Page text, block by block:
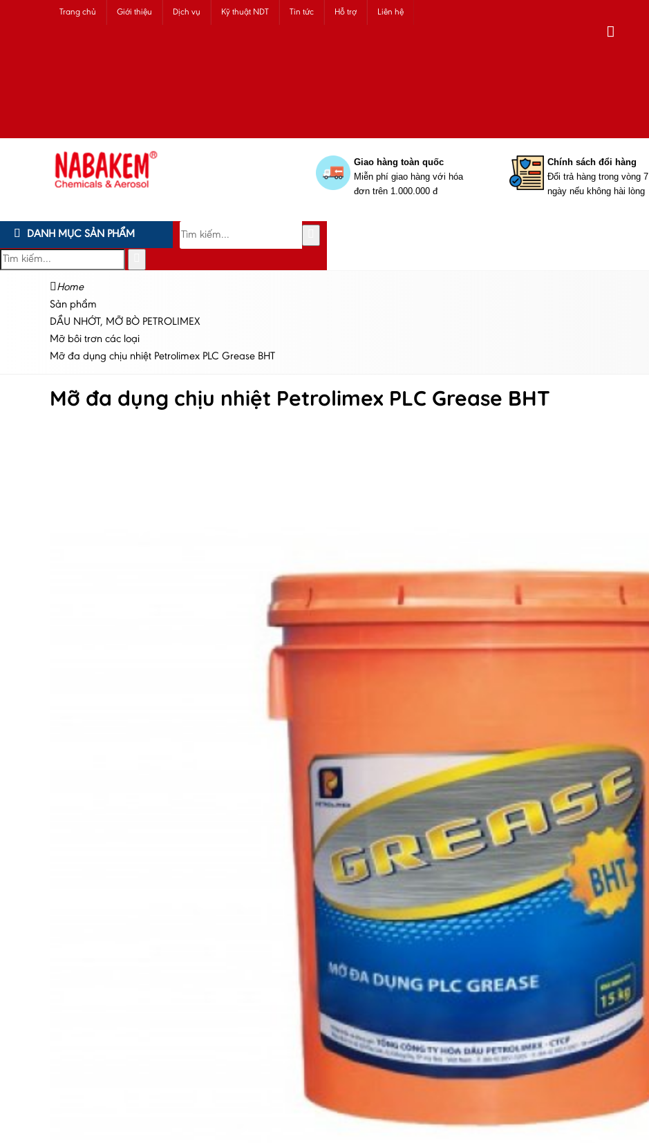
Trang chủ Giới thiệu Dịch vụ Kỹ thuật NDT Tin tức Hỗ trợ Liên hệ
Giao hàng toàn quốc
Miễn phí giao hàng với hóa
đơn trên 1.000.000 đ
Chính sách đổi hàng
Đổi trả hàng trong vòng 7
ngày nếu không hài lòng
DANH MỤC SẢN PHẨM
Home
Sản phẩm
DẦU NHỚT, MỠ BÒ PETROLIMEX
Mỡ bôi trơn các loại
Mỡ đa dụng chịu nhiệt Petrolimex PLC Grease BHT
Mỡ đa dụng chịu nhiệt Petrolimex PLC Grease BHT